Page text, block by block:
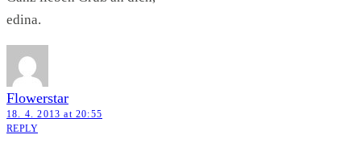
edina.
Flowerstar
18. 4. 2013 at 20:55
REPLY